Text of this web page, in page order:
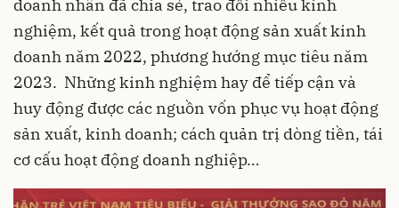
doanh nhân đã chia sẻ, trao đổi nhiều kinh
nghiệm, kết quả trong hoạt động sản xuất kinh
doanh năm 2022, phương hướng mục tiêu năm
2023. Những kinh nghiệm hay để tiếp cận và
huy động được các nguồn vốn phục vụ hoạt động
sản xuất, kinh doanh; cách quản trị dòng tiền, tái
cơ cấu hoạt động doanh nghiệp…